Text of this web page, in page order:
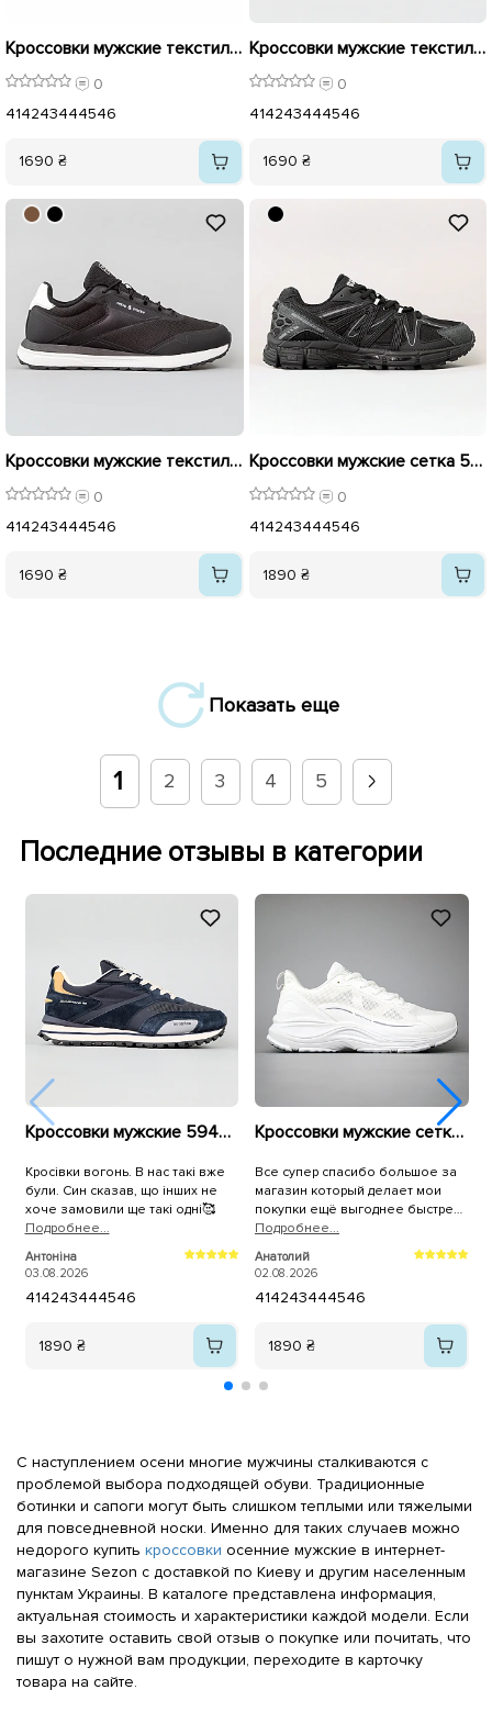
Кроссовки мужские текстильные 595942 Черные
0
414243444546
1690 ₴
Кроссовки мужские текстильные 595943 Коричневые
0
414243444546
1690 ₴
Кроссовки мужские текстильные 595815 Черные
0
414243444546
1690 ₴
Кроссовки мужские сетка 595632 Черный
0
414243444546
1890 ₴
Показать еще
1 2 3 4 5
Последние отзывы в категории
Кроссовки мужские 594637 Синие
Кросівки вогонь. В нас такі вже
були. Син сказав, що інших не
хоче замовили ще такі одні🥰
Подробнее...
Антоніна
03.08.2026
414243444546
1890 ₴
Кроссовки мужские сетка 594396 Белые
Все супер спасибо большое за
магазин который делает мои
покупки ещё выгоднее быстрее
и качественнее,спасибо
большое всему коллективу
магазина Sezon.ua за самоё
продукции и быструю доставку на
Подробнее...
Анатолий
02.08.2026
414243444546
1890 ₴
С наступлением осени многие мужчины сталкиваются с
проблемой выбора подходящей обуви. Традиционные
ботинки и сапоги могут быть слишком теплыми или тяжелыми
для повседневной носки. Именно для таких случаев можно
недорого купить кроссовки осенние мужские в интернет-
магазине Sezon с доставкой по Киеву и другим населенным
пунктам Украины. В каталоге представлена информация,
актуальная стоимость и характеристики каждой модели. Если
вы захотите оставить свой отзыв о покупке или почитать, что
пишут о нужной вам продукции, переходите в карточку
товара на сайте.